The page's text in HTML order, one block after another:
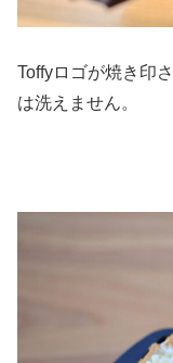
Toffyロゴが焼き印
は洗えません。